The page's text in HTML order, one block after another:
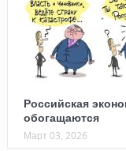
Российская
обогащаются
Март 03, 2026